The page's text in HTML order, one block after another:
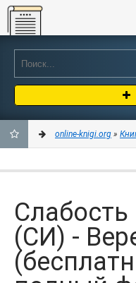
Online-knigi.org
ЗАКЛАДКИ
online-knigi.org »
Слабость
(СИ) -